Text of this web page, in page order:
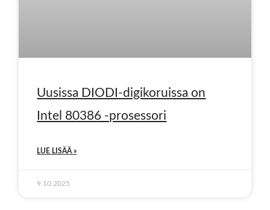
Uusissa DIODI-digikoruissa on
Intel 80386 -prosessori
LUE LISÄÄ »
9.10.2025